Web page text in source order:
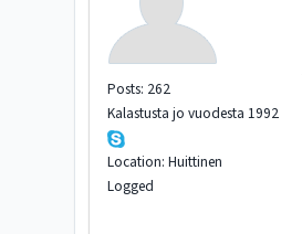
Posts: 262
Kalastusta jo vuodesta 1992
Location: Huittinen
Logged